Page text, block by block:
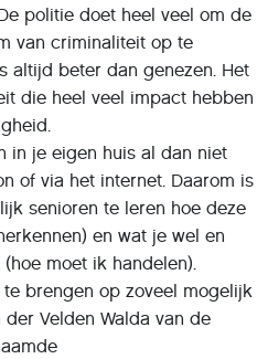
politie doet heel veel om de
van criminaliteit op te
altijd beter dan genezen. Het
die heel veel impact hebben
in je eigen huis al dan niet
of via het internet. Daarom is
senioren te leren hoe deze
en wat je wel en
moet ik handelen).
brengen op zoveel mogelijk
Velden Walda van de